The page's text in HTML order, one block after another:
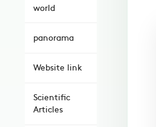
world
panorama
Website link
Scientific
Articles